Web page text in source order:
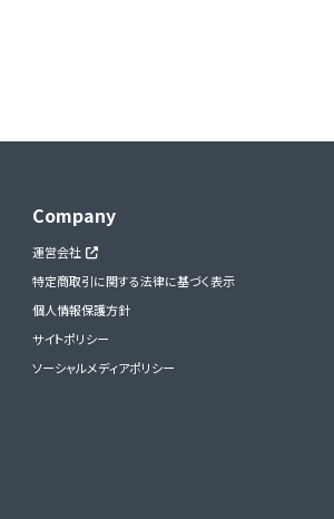
Company
運営会社
特定商取引に関する法律に基づく表示
個人情報保護方針
サイトポリシー
ソーシャルメディアポリシー